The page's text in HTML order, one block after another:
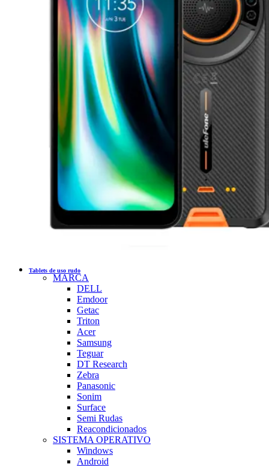
Tablets de uso rudo
MARCA
DELL
Emdoor
Getac
Triton
Acer
Samsung
Teguar
DT Research
Zebra
Panasonic
Sonim
Surface
Semi Rudas
Reacondicionados
SISTEMA OPERATIVO
Windows
Android